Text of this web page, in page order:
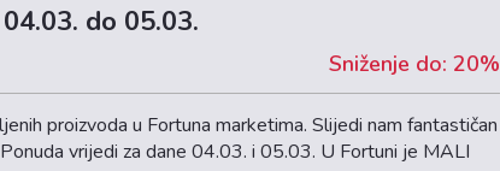
do 05.03.
Sniženje do: 20%
proizvoda u Fortuna marketima. Slijedi nam fantastičan
vrijedi za dane 04.03. i 05.03. U Fortuni je MALI